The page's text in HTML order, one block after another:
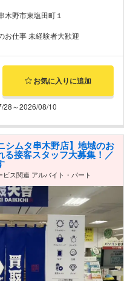
木野市東塩田町１
お仕事 未経験者大歓迎
お気に入りに追加
28～2026/08/10
シムタ串木野店】地域のお
接客スタッフ大募集！／
ス関連 アルバイト・パート